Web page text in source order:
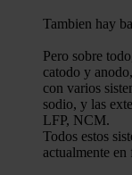
Tambien hay
Pero sobre
catodo y
con varios
sodio, y las
LFP, NCM.
Todos estos
actualmente